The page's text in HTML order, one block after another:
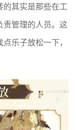
的其实是那些在工
责管理的人员。这
乐子放松一下，